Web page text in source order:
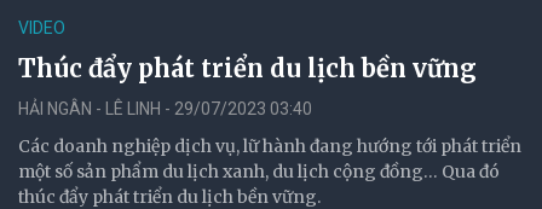
VIDEO
Thúc đẩy phát triển du lịch bền vững
HẢI NGÂN - LÊ LINH - 29/07/2023 03:40
Các doanh nghiệp dịch vụ, lữ hành đang hướng tới phát triển
một số sản phẩm du lịch xanh, du lịch cộng đồng… Qua đó
thúc đẩy phát triển du lịch bền vững.